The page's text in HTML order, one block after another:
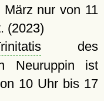
nur von 11
(2023)
des
Neuruppin ist
10 Uhr bis 17